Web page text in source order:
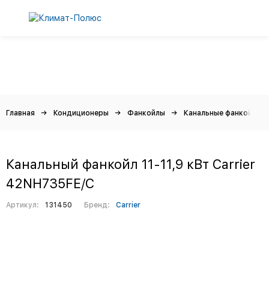
Главная Кондиционеры Фанкойлы Канальные фанкойлы
Канальный фанкойл 11-11,9 кВт Carrier
42NH735FE/C
Артикул: 131450 Бренд: Carrier